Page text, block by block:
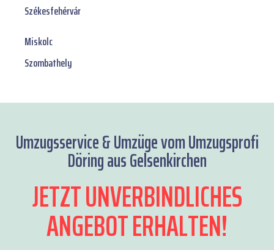
Székesfehérvár
Miskolc
Szombathely
Umzugsservice & Umzüge vom Umzugsprofi
Döring aus Gelsenkirchen
JETZT UNVERBINDLICHES
ANGEBOT ERHALTEN!